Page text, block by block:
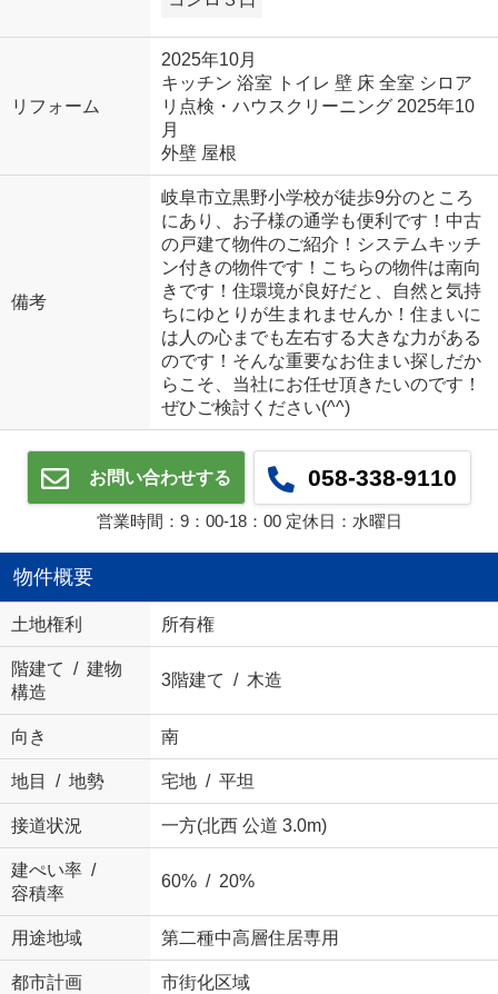
リフォーム
2025年10月
キッチン 浴室 トイレ 壁 床 全室 シロア
リ点検・ハウスクリーニング 2025年10
月
外壁 屋根
備考
岐阜市立黒野小学校が徒歩9分のところ
にあり、お子様の通学も便利です！中古
の戸建て物件のご紹介！システムキッチ
ン付きの物件です！こちらの物件は南向
きです！住環境が良好だと、自然と気持
ちにゆとりが生まれませんか！住まいに
は人の心までも左右する大きな力がある
のです！そんな重要なお住まい探しだか
らこそ、当社にお任せ頂きたいのです！
ぜひご検討ください(^^)
お問い合わせする 058-338-9110
営業時間：9：00‐18：00 定休日：水曜日
物件概要
土地権利 所有権
階建て / 建物
構造
3階建て / 木造
向き 南
地目 / 地勢 宅地 / 平坦
接道状況 一方(北西 公道 3.0m)
建ぺい率 /
容積率
60% / 20%
用途地域 第二種中高層住居専用
都市計画 市街化区域